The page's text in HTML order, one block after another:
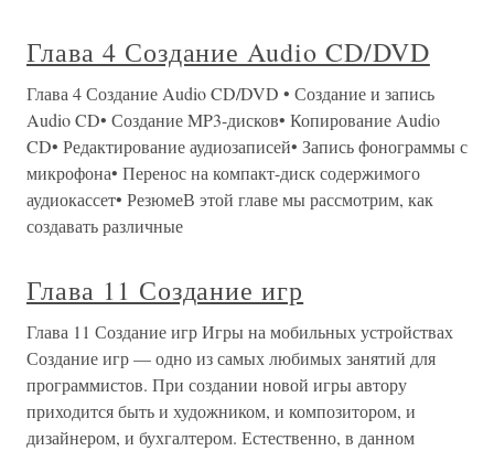
Глава 4 Создание Audio CD/DVD
Глава 4 Создание Audio CD/DVD • Создание и запись
Audio CD• Создание MP3-дисков• Копирование Audio
CD• Редактирование аудиозаписей• Запись фонограммы с
микрофона• Перенос на компакт-диск содержимого
аудиокассет• РезюмеВ этой главе мы рассмотрим, как
создавать различные
Глава 11 Создание игр
Глава 11 Создание игр Игры на мобильных устройствах
Создание игр — одно из самых любимых занятий для
программистов. При создании новой игры автору
приходится быть и художником, и композитором, и
дизайнером, и бухгалтером. Естественно, в данном